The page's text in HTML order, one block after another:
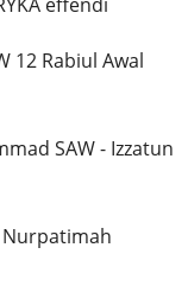
12 Rabiul Awal
SAW - Izzatun
Nurpatimah